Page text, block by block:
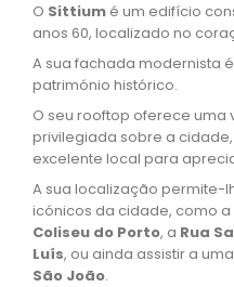
O ALOJAMENTO
APARTAMENTOS
O ROOFTOP
LOCALIZAÇÃO E
O Sittium é um edifício
anos 60, localizado no
A sua fachada modernista
património histórico.
O seu rooftop oferece uma
privilegiada sobre a
excelente local para
A sua localização permite-
icónicos da cidade, como a
Coliseu do Porto, a Rua
Luís, ou ainda assistir a
São João.